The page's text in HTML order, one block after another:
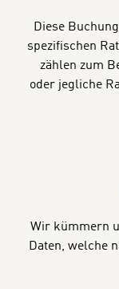
Diese
spezifischen
zählen zum
oder jegliche
Wir kümmern
Daten, welche